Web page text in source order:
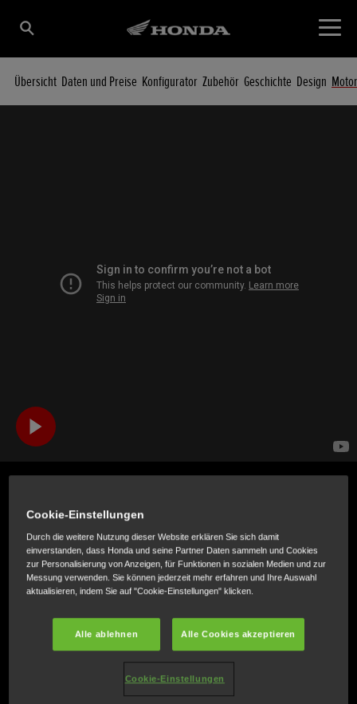
Übersicht Daten und Preise Konfigurator Zubehör Geschichte Design Motor
Hornet Concept: Herz und Seele
Die CB750 Hornet ist so leistungsstark, wie es ihr markantes,
aggressives Aussehen erwarten lässt! Angetrieben wird sie
von einem 755 cm³ Parallel-Twin mit 270°
Kurbelwellenversatz, der extra für die Hornet entwickelt
wurde - und eine Leistung von 92 PS (67,5 kW) bei 9.500
Cookie-Einstellungen
Durch die weitere Nutzung dieser Website erklären Sie sich damit
einverstanden, dass Honda und seine Partner Daten sammeln und Cookies
zur Personalisierung von Anzeigen, für Funktionen in sozialen Medien und zur
Messung verwenden. Sie können jederzeit mehr erfahren und Ihre Auswahl
aktualisieren, indem Sie auf "Cookie-Einstellungen" klicken.
Alle ablehnen Alle Cookies akzeptieren
Cookie-Einstellungen